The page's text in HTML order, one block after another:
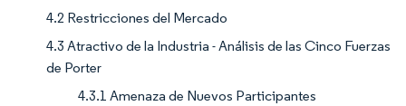
4.2 Restricciones del Mercado
4.3 Atractivo de la Industria - Análisis de las Cinco Fuerzas
de Porter
4.3.1 Amenaza de Nuevos Participantes